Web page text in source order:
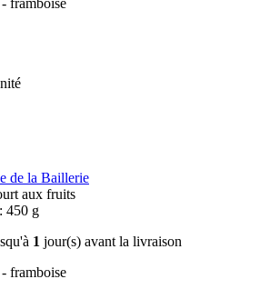
de la Baillerie
aux fruits
450 g
1 jour(s) avant la livraison